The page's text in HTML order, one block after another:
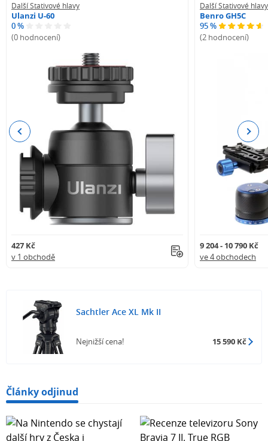
Další Stativové hlavy
Ulanzi U-60
0 %
(0 hodnocení)
427 Kč
v 1 obchodě
Další Stativové hlavy
Benro GH5C
95 %
(2 hodnocení)
9 204 - 10 790 Kč
ve 4 obchodech
Previous Next
Sachtler Ace XL Mk II
Nejnižší cena! 15 590 Kč
Články odjinud